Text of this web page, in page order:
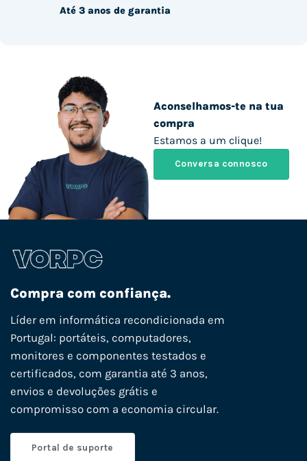
Aconselhamos-te na tua
compra
Estamos a um clique!
Conversa connosco
Até 3 anos de garantia
Compra com confiança.
Líder em informática recondicionada em
Portugal: portáteis, computadores,
monitores e componentes testados e
certificados, com garantia até 3 anos,
envios e devoluções grátis e
compromisso com a economia circular.
Portal de suporte